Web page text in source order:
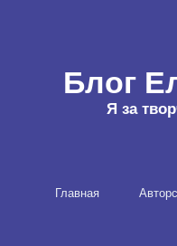
Блог
Я за
Главная